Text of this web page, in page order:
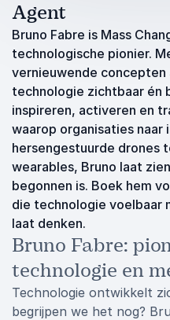
Agent
Bruno Fabre is Mass
technologische pionier.
vernieuwende
technologie zichtbaar én
inspireren, activeren en
waarop organisaties naar
hersengestuurde drones
wearables, Bruno laat
begonnen is. Boek hem
die technologie voelbaar
laat denken.
Bruno Fabre:
technologie en
Technologie ontwikkelt
begrijpen we het nog?